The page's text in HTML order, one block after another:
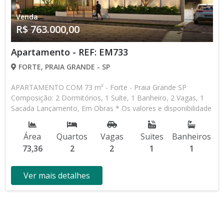
Venda
R$ 763.000,00
Apartamento - REF: EM733
FORTE, PRAIA GRANDE - SP
APARTAMENTO COM 73 m² - Forte - Praia Grande SP
Composição: 2 Dormitórios, 1 Suíte, 1 Banheiro, 2 Vagas, 1
Sacada Lançamento, Em Obras * Os valores e disponibilidade
podem ser alterados sem prévio aviso. Favor verificar
entrando em contato com nossa equipe
Área
73,36
Quartos
2
Vagas
2
Suites
1
Banheiros
1
Ver mais detalhes